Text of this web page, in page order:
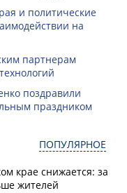
и политические
на
партнерам
поздравили
праздником
ПОПУЛЯРНОЕ
крае снижается: за
жителей